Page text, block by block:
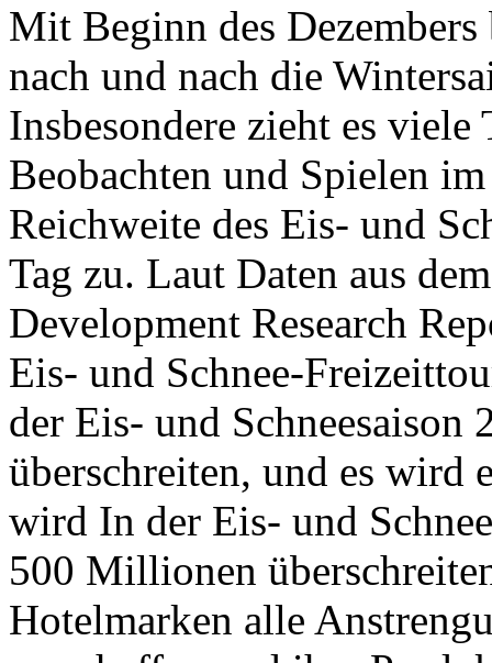
Mit Beginn des
nach und nach die
Insbesondere zieht es viele
Beobachten und Spielen
Reichweite des Eis- und
Tag zu. Laut Daten aus
Development Research
Eis- und Schnee-
der Eis- und
überschreiten, und es wird
wird In der Eis- und
500 Millionen
Hotelmarken alle